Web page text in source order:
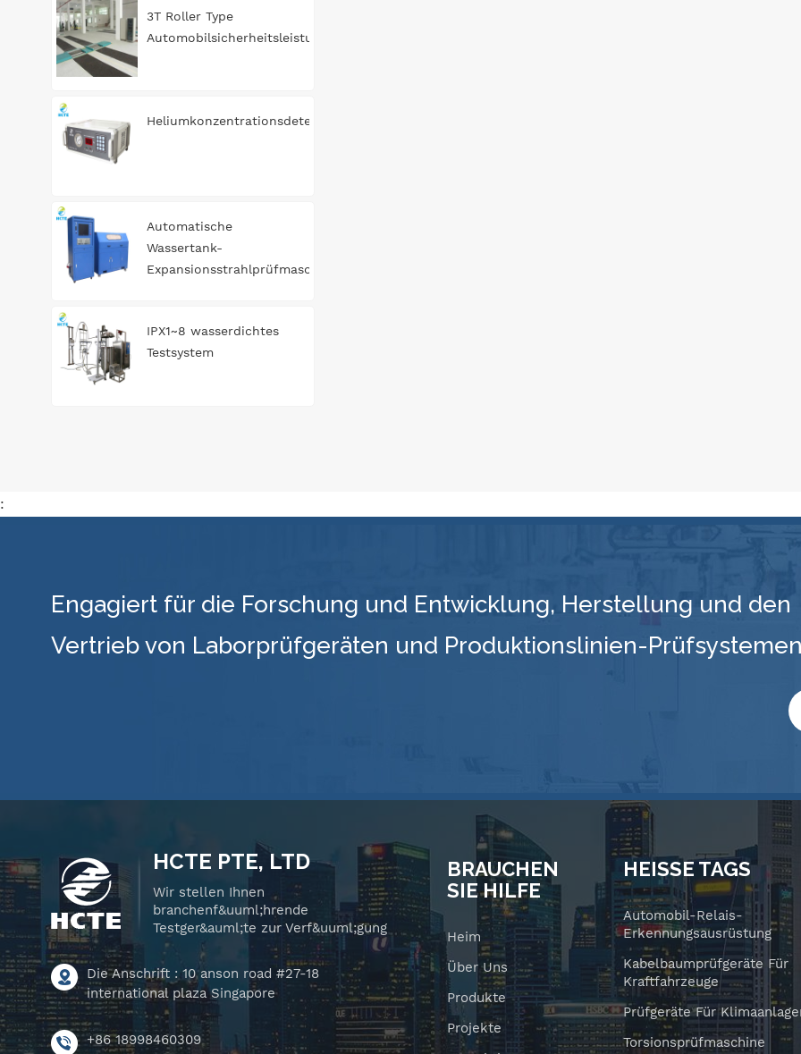
3T Roller Type
Automobilsicherheitsleistungstestlinie
Heliumkonzentrationsdetektor
Automatische
Wassertank-
Expansionsstrahlprüfmaschine
IPX1~8 wasserdichtes
Testsystem
:
Engagiert für die Forschung und Entwicklung, Herstellung und den
Vertrieb von Laborprüfgeräten und Produktionslinien-
HCTE PTE, LTD
Wir stellen Ihnen
branchenf&uuml;hrende
Testger&auml;te zur Verf&uuml;gung
Die Anschrift : 10 anson road #27-18
international plaza Singapore
+86 18998460309
BRAUCHEN
SIE HILFE
Heim
Über Uns
Produkte
Projekte
HEISSE TAGS
Automobil-Relais-
Erkennungsausrüstung
Kabelbaumprüfgeräte Für
Kraftfahrzeuge
Prüfgeräte Für
Torsionsprüfmaschine